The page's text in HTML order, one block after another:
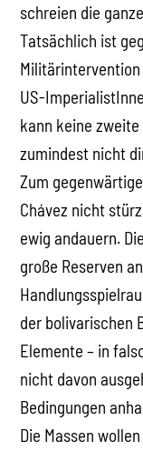
schreien die
Tatsächlich ist
Militärintervention
US-
kann keine
zumindest nicht
Zum
Chávez nicht
ewig andauern.
große Reserven
der bolivarischen
Elemente – in
nicht davon
Bedingungen
Die Massen